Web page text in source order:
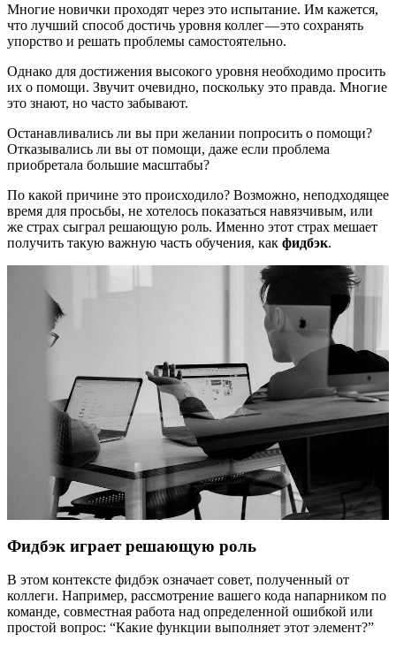
Многие новички проходят через это испытание. Им кажется,
что лучший способ достичь уровня коллег — это сохранять
упорство и решать проблемы самостоятельно.
Однако для достижения высокого уровня необходимо просить
их о помощи. Звучит очевидно, поскольку это правда. Многие
это знают, но часто забывают.
Останавливались ли вы при желании попросить о помощи?
Отказывались ли вы от помощи, даже если проблема
приобретала большие масштабы?
По какой причине это происходило? Возможно, неподходящее
время для просьбы, не хотелось показаться навязчивым, или
же страх сыграл решающую роль. Именно этот страх мешает
получить такую важную часть обучения, как фидбэк.
Фидбэк играет решающую роль
В этом контексте фидбэк означает совет, полученный от
коллеги. Например, рассмотрение вашего кода напарником по
команде, совместная работа над определенной ошибкой или
простой вопрос: “Какие функции выполняет этот элемент?”